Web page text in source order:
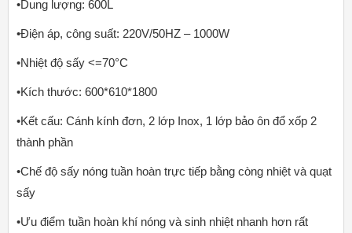
•Dung lượng: 600L
•Điện áp, công suất: 220V/50HZ – 1000W
•Nhiệt độ sấy <=70°C
•Kích thước: 600*610*1800
•Kết cấu: Cánh kính đơn, 2 lớp Inox, 1 lớp bảo ôn đổ xốp 2
thành phần
•Chế độ sấy nóng tuần hoàn trực tiếp bằng còng nhiệt và quạt
sấy
•Ưu điểm tuần hoàn khí nóng và sinh nhiệt nhanh hơn rất